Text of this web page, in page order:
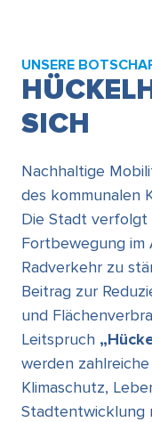
UNSERE
SICH
Nachhaltige
des kommunalen
Die Stadt verfolgt
Fortbewegung im
Radverkehr zu
Beitrag zur
und
Leitspruch
werden
Klimaschutz,
Stadtentwicklung